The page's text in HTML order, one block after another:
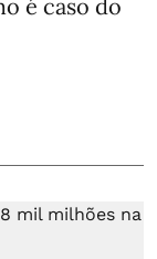
é caso do